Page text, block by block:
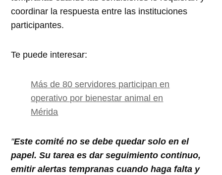
coordinar la respuesta entre las instituciones
participantes.
Te puede interesar:
Más de 80 servidores participan en
operativo por bienestar animal en
Mérida
"Este comité no se debe quedar solo en el
papel. Su tarea es dar seguimiento continuo,
emitir alertas tempranas cuando haga falta y